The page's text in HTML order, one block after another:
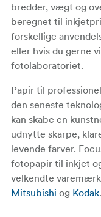
bredder, vægt og
beregnet til
forskellige
eller hvis du gerne
fotolaboratoriet.
Papir til
den seneste
kan skabe en
udnytte skarpe,
levende farver.
fotopapir til inkjet
velkendte
Mitsubishi og Kodak.